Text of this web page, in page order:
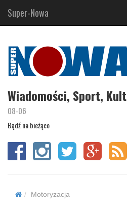
Super-Nowa
Wiadomości, Sport,
08-06
Bądź na bieżąco
Motoryzacja